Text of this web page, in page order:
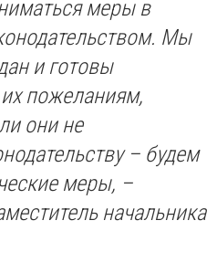
меры в
Мы
и готовы
пожеланиям,
они не
– будем
меры, –
начальника